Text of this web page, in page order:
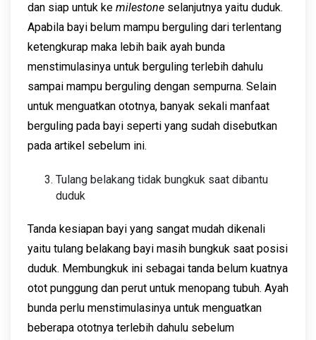
dan siap untuk ke milestone selanjutnya yaitu duduk.
Apabila bayi belum mampu berguling dari terlentang
ketengkurap maka lebih baik ayah bunda
menstimulasinya untuk berguling terlebih dahulu
sampai mampu berguling dengan sempurna. Selain
untuk menguatkan ototnya, banyak sekali manfaat
berguling pada bayi seperti yang sudah disebutkan
pada artikel sebelum ini.
Tulang belakang tidak bungkuk saat dibantu
duduk
Tanda kesiapan bayi yang sangat mudah dikenali
yaitu tulang belakang bayi masih bungkuk saat posisi
duduk. Membungkuk ini sebagai tanda belum kuatnya
otot punggung dan perut untuk menopang tubuh. Ayah
bunda perlu menstimulasinya untuk menguatkan
beberapa ototnya terlebih dahulu sebelum